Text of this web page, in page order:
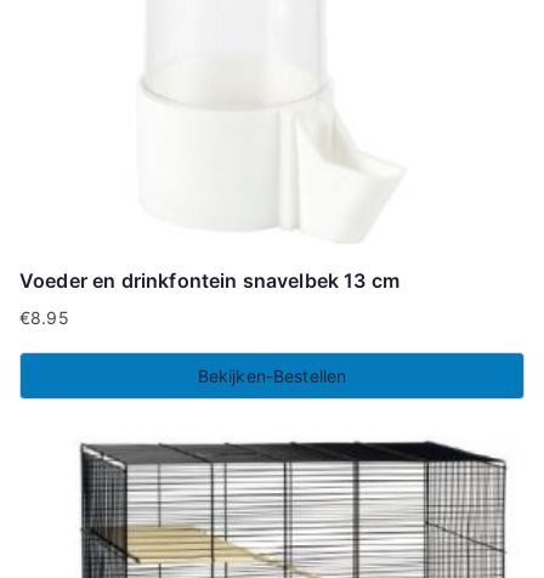
Voeder en drinkfontein snavelbek 13 cm
€8.95
Bekijken-Bestellen